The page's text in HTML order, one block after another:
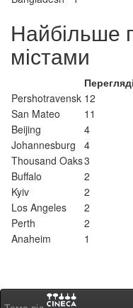
Найбільше
містами
Pershotravensk 12
San Mateo
11
Beijing
4
Johannesburg
4
Thousand Oaks3
Buffalo
2
Kyiv
2
Los Angeles
2
Perth
2
Anaheim
1